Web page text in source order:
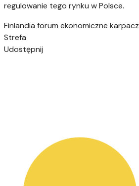
regulowanie tego rynku w Polsce.
Finlandia forum ekonomiczne karpacz
Strefa
Udostępnij